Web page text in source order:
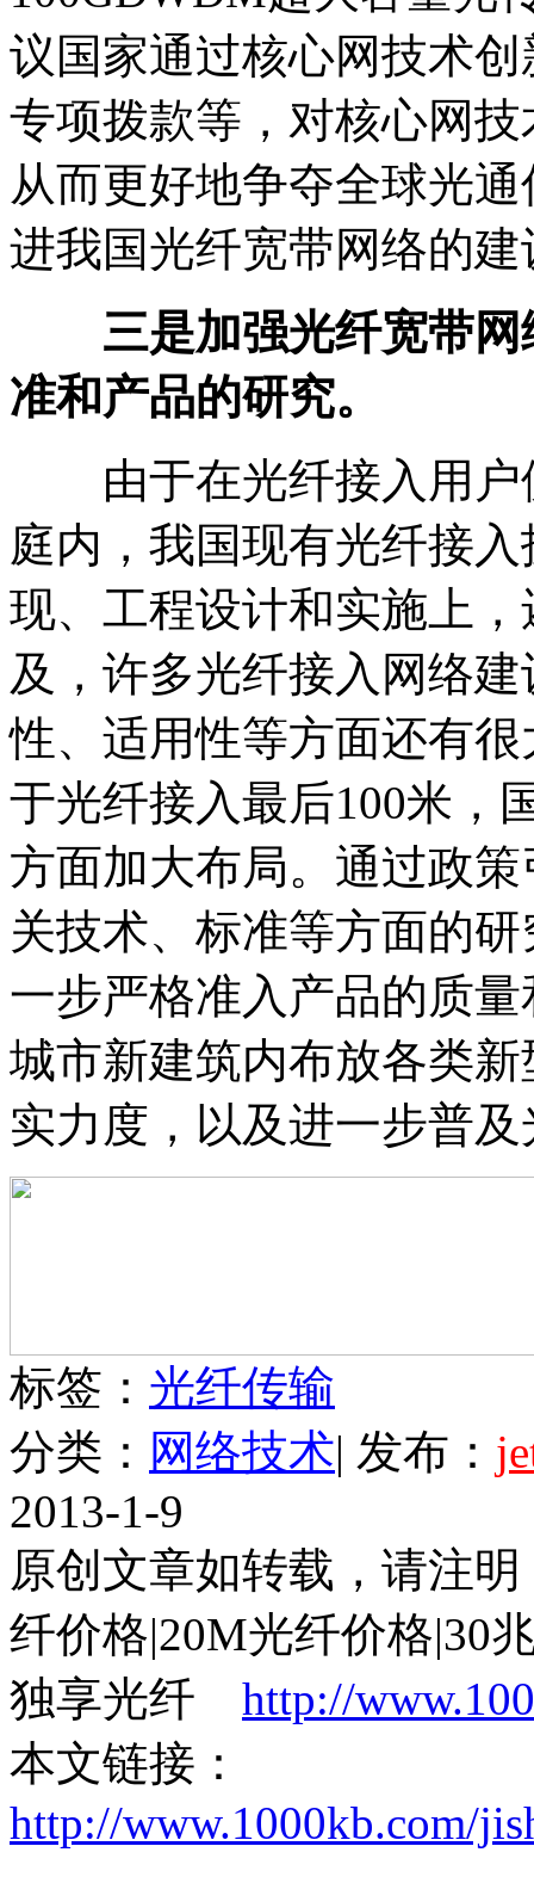
议国家通过核心网技术
专项拨款等，对核心网
从而更好地争夺全球光
进我国光纤宽带网络的
三是加强光纤宽带
准和产品的研究。
由于在光纤接入用户
庭内，我国现有光纤接
现、工程设计和实施上
及，许多光纤接入网络
性、适用性等方面还有
于光纤接入最后100米，
方面加大布局。通过政
关技术、标准等方面的
一步严格准入产品的质
城市新建筑内布放各类
实力度，以及进一步普
标签： 光纤传输
分类： 网络技术| 发布：
2013-1-9
原创文章如转载，请注
纤价格|20M光纤价格|30
独享光纤 http://
本文链接：
http://www.1000kb.com/